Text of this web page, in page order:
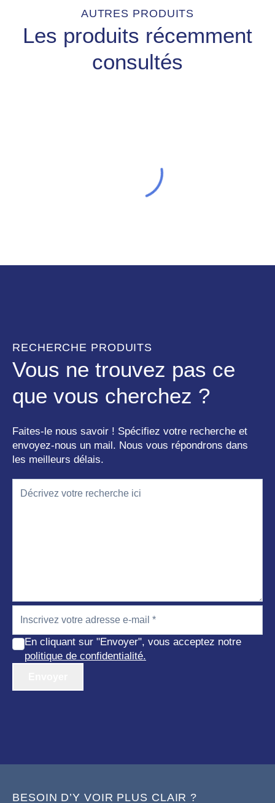
AUTRES PRODUITS
Les produits récemment
consultés
RECHERCHE PRODUITS
Vous ne trouvez pas ce
que vous cherchez ?
Faites-le nous savoir ! Spécifiez votre recherche et
envoyez-nous un mail. Nous vous répondrons dans
les meilleurs délais.
En cliquant sur "Envoyer", vous acceptez notre
politique de confidentialité.
BESOIN D’Y VOIR PLUS CLAIR ?